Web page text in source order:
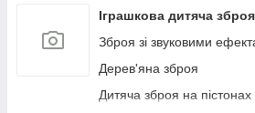
Дитячий іграшковий
Іграшкові роботи-
Ігрові рольові набори для
Іграшкова дитяча зброя
Зброя зі звуковими
Дерев'яна зброя
Дитяча зброя на пістонах